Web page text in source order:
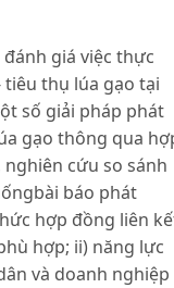
giá việc thực
thụ lúa gạo tại
số giải pháp phát
gạo thông qua
cứu so sánh
báo phát
hợp đồng liên
hợp; ii) năng lực
và doanh nghiệp